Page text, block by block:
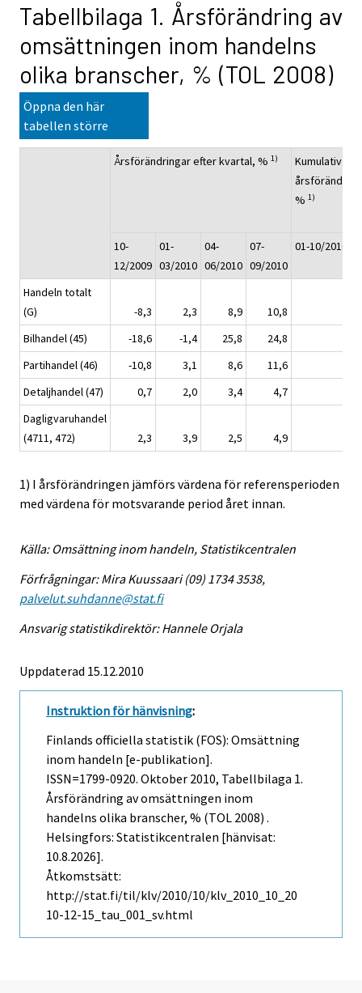
Tabellbilaga 1. Årsförändring av
omsättningen inom handelns
olika branscher, % (TOL 2008)
Öppna den här
tabellen större
Årsförändringar efter kvartal, % 1)
Kumulativ
% 1)
10-
12/2009
01-
03/2010
04-
06/2010
07-
09/2010
01-10/2010
Handeln totalt
(G)
-8,3 2,3 8,9 10,8
Bilhandel (45)
-18,6 -1,4 25,8 24,8
Partihandel (46)
-10,8 3,1 8,6 11,6
Detaljhandel (47)
0,7 2,0 3,4 4,7
Dagligvaruhandel
(4711, 472)
2,3 3,9 2,5 4,9
1) I årsförändringen jämförs värdena för referensperioden
med värdena för motsvarande period året innan.
Källa: Omsättning inom handeln, Statistikcentralen
Förfrågningar: Mira Kuussaari (09) 1734 3538,
palvelut.suhdanne@stat.fi
Ansvarig statistikdirektör: Hannele Orjala
Uppdaterad 15.12.2010
Instruktion för hänvisning:
Finlands officiella statistik (FOS): Omsättning
inom handeln [e-publikation].
ISSN=1799-0920. Oktober 2010, Tabellbilaga 1.
Årsförändring av omsättningen inom
handelns olika branscher, % (TOL 2008) .
Helsingfors: Statistikcentralen [hänvisat:
10.8.2026].
Åtkomstsätt:
http://stat.fi/til/klv/2010/10/klv_2010_10_20
10-12-15_tau_001_sv.html